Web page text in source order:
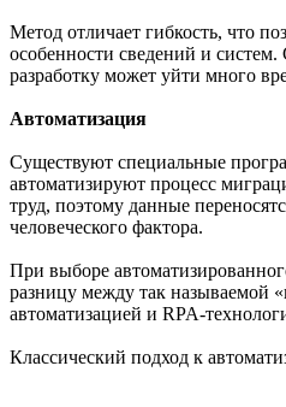
Метод отличает гибкость, что
особенности сведений и
разработку может уйти много
Автоматизация
Существуют специальные
автоматизируют процесс
труд, поэтому данные
человеческого фактора.
При выборе
разницу между так называемой
автоматизацией и RPA-
Классический подход к